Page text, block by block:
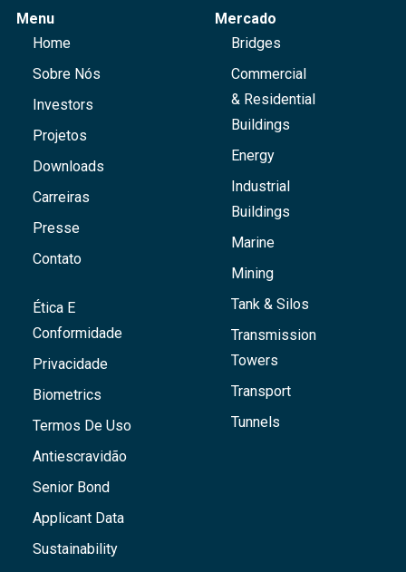
Menu
Home
Sobre Nós
Investors
Projetos
Downloads
Carreiras
Presse
Contato
Ética E
Conformidade
Privacidade
Biometrics
Termos De Uso
Antiescravidão
Senior Bond
Applicant Data
Sustainability
Mercado
Bridges
Commercial
& Residential
Buildings
Energy
Industrial
Buildings
Marine
Mining
Tank & Silos
Transmission
Towers
Transport
Tunnels